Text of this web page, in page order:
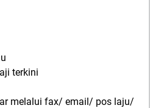
terkini
melalui fax/ email/ pos laju/